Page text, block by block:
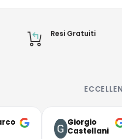
Resi Gratuiti
Giorgio
Castellani